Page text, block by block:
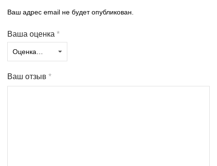
Ваш адрес email не будет опубликован.
Ваша оценка *
Ваш отзыв *